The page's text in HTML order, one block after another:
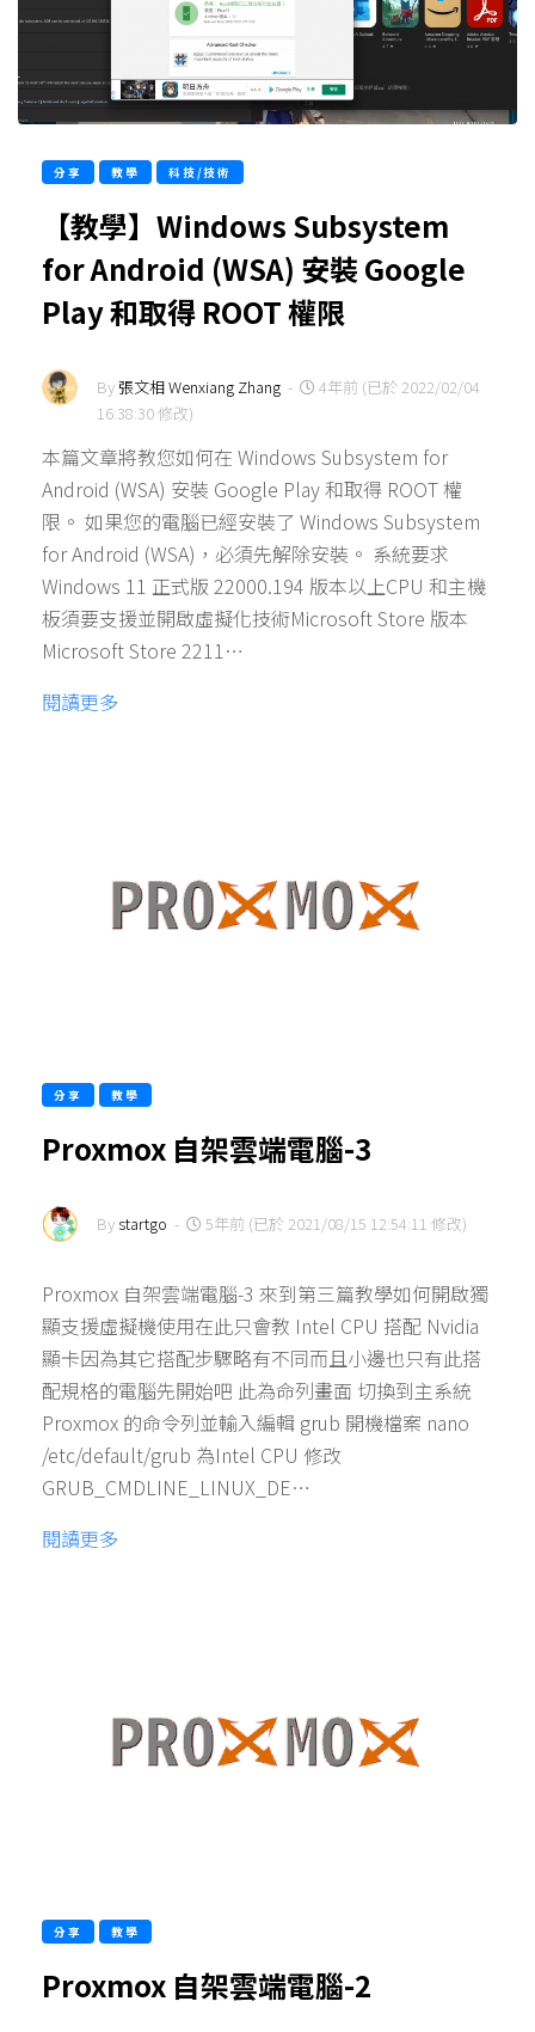
分享 教學 科技/技術
【教學】Windows Subsystem
for Android (WSA) 安裝 Google
Play 和取得 ROOT 權限
By張文相 Wenxiang Zhang -
4年前 (已於 2022/02/04
16:38:30 修改)
本篇文章將教您如何在 Windows Subsystem for
Android (WSA) 安裝 Google Play 和取得 ROOT 權
限。 如果您的電腦已經安裝了 Windows Subsystem
for Android (WSA)，必須先解除安裝。 系統要求
Windows 11 正式版 22000.194 版本以上CPU 和主機
板須要支援並開啟虛擬化技術Microsoft Store 版本
Microsoft Store 2211…
閱讀更多
分享 教學
Proxmox 自架雲端電腦-3
By startgo - 5年前 (已於 2021/08/15 12:54:11 修改)
Proxmox 自架雲端電腦-3 來到第三篇教學如何開啟獨
顯支援虛擬機使用在此只會教 Intel CPU 搭配 Nvidia
顯卡因為其它搭配步驟略有不同而且小邊也只有此搭
配規格的電腦先開始吧 此為命列畫面 切換到主系統
Proxmox 的命令列並輸入編輯 grub 開機檔案 nano
/etc/default/grub 為Intel CPU 修改
GRUB_CMDLINE_LINUX_DE…
閱讀更多
分享 教學
Proxmox 自架雲端電腦-2